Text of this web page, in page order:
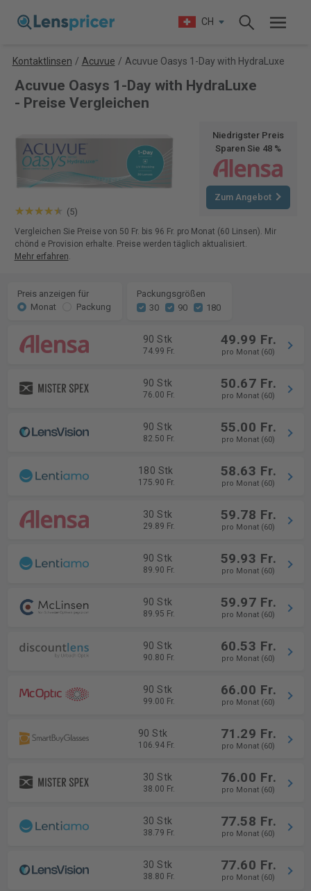
CH
Kontaktlinsen / Acuvue / Acuvue Oasys 1-Day with HydraLuxe
Acuvue Oasys 1-Day with HydraLuxe
- Preise Vergleichen
(5)
Niedrigster Preis
Sparen Sie 48 %
Zum Angebot
Vergleichen Sie Preise von 50 Fr. bis 96 Fr. pro Monat (60 Linsen). Mir
chönd e Provision erhalte. Preise werden täglich aktualisiert.
Mehr erfahren.
Preis anzeigen für
Monat
Packung
Packungsgrößen
30
90 180
90 Stk
74.99 Fr.
49.99 Fr.
pro Monat (60)
90 Stk
76.00 Fr.
50.67 Fr.
pro Monat (60)
90 Stk
82.50 Fr.
55.00 Fr.
pro Monat (60)
180 Stk
175.90 Fr.
58.63 Fr.
pro Monat (60)
30 Stk
29.89 Fr.
59.78 Fr.
pro Monat (60)
90 Stk
89.90 Fr.
59.93 Fr.
pro Monat (60)
90 Stk
89.95 Fr.
59.97 Fr.
pro Monat (60)
90 Stk
90.80 Fr.
60.53 Fr.
pro Monat (60)
90 Stk
99.00 Fr.
66.00 Fr.
pro Monat (60)
90 Stk
106.94 Fr.
71.29 Fr.
pro Monat (60)
30 Stk
38.00 Fr.
76.00 Fr.
pro Monat (60)
30 Stk
38.79 Fr.
77.58 Fr.
pro Monat (60)
30 Stk
38.80 Fr.
77.60 Fr.
pro Monat (60)